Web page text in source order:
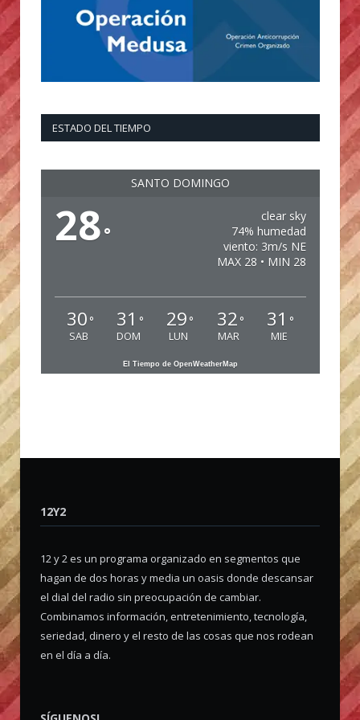
ESTADO DEL TIEMPO
SANTO DOMINGO
28°
clear sky
74% humedad
viento: 3m/s NE
MAX 28 • MIN 28
30 °
SAB
31 °
DOM
29 °
LUN
32 °
MAR
31 °
MIE
El Tiempo de OpenWeatherMap
12Y2
12 y 2 es un programa organizado en segmentos que
hagan de dos horas y media un oasis donde descansar
el dial del radio sin preocupación de cambiar.
Combinamos información, entretenimiento, tecnología,
seriedad, dinero y el resto de las cosas que nos rodean
en el día a día.